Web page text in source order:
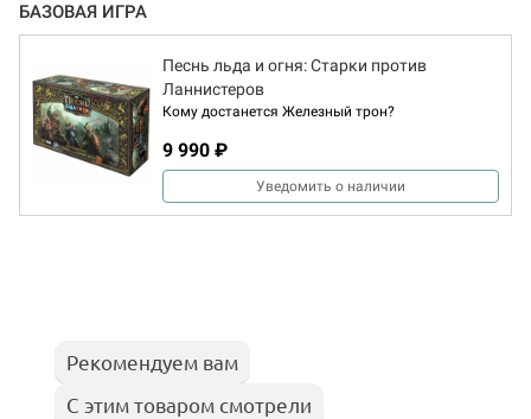
БАЗОВАЯ ИГРА
Песнь льда и огня: Старки против
Ланнистеров
Кому достанется Железный трон?
9 990 ₽
Уведомить о наличии
Рекомендуем вам
С этим товаром смотрели